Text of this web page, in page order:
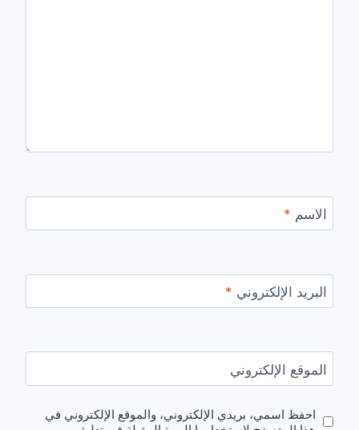
الاسم *
البريد الإلكتروني *
الموقع الإلكتروني
احفظ اسمي، بريدي الإلكتروني، والموقع الإلكتروني في